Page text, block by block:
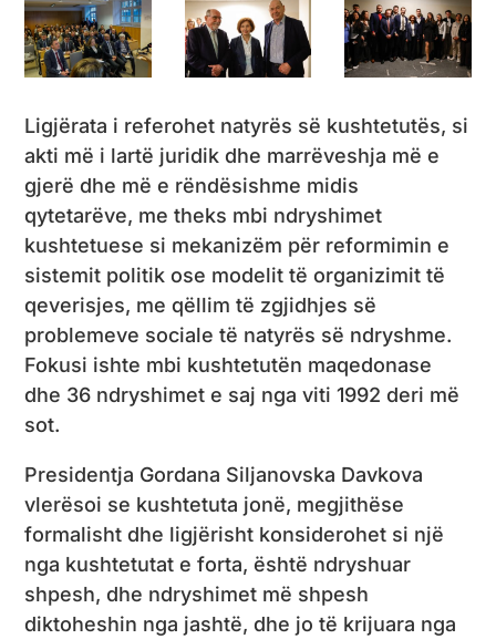
Ligjërata i referohet natyrës së kushtetutës, si
akti më i lartë juridik dhe marrëveshja më e
gjerë dhe më e rëndësishme midis
qytetarëve, me theks mbi ndryshimet
kushtetuese si mekanizëm për reformimin e
sistemit politik ose modelit të organizimit të
qeverisjes, me qëllim të zgjidhjes së
problemeve sociale të natyrës së ndryshme.
Fokusi ishte mbi kushtetutën maqedonase
dhe 36 ndryshimet e saj nga viti 1992 deri më
sot.
Presidentja Gordana Siljanovska Davkova
vlerësoi se kushtetuta jonë, megjithëse
formalisht dhe ligjërisht konsiderohet si një
nga kushtetutat e forta, është ndryshuar
shpesh, dhe ndryshimet më shpesh
diktoheshin nga jashtë, dhe jo të krijuara nga